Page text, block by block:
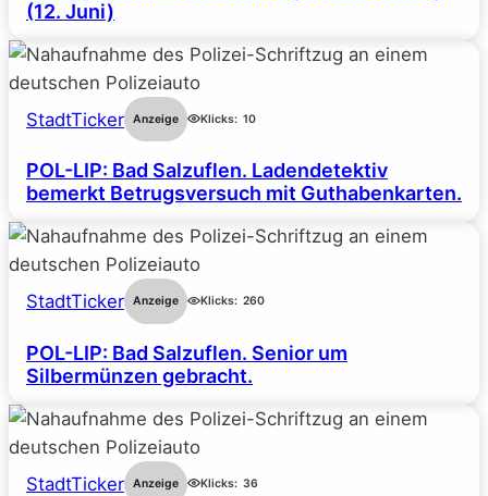
(12. Juni)
StadtTicker Anzeige Klicks: 10
POL-LIP: Bad Salzuflen. Ladendetektiv
bemerkt Betrugsversuch mit Guthabenkarten.
StadtTicker Anzeige Klicks: 260
POL-LIP: Bad Salzuflen. Senior um
Silbermünzen gebracht.
StadtTicker Anzeige Klicks: 36